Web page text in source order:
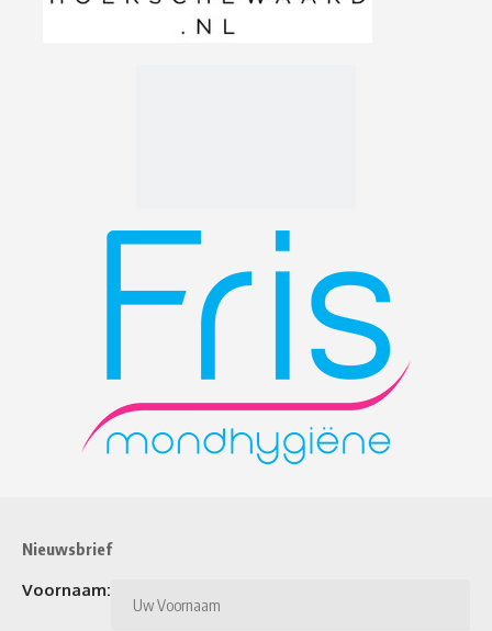
Nieuwsbrief
Voornaam: